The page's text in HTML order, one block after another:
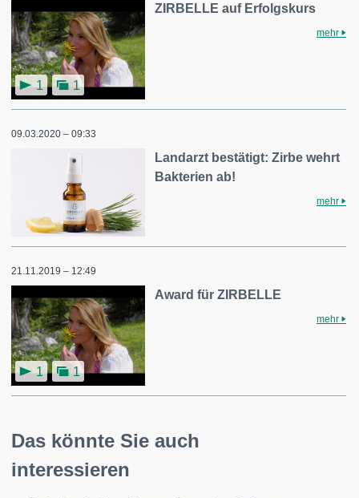
1 1
ZIRBELLE auf Erfolgskurs
mehr
09.03.2020 – 09:33
Landarzt bestätigt: Zirbe wehrt
Bakterien ab!
mehr
21.11.2019 – 12:49
1 1
Award für ZIRBELLE
mehr
Das könnte Sie auch
interessieren